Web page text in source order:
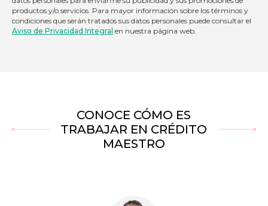
productos y/o servicios. Para mayor información sobre los términos y
condiciones que serán tratados sus datos personales puede consultar el
Aviso de Privacidad Integral en nuestra página web.
CONOCE CÓMO ES
TRABAJAR EN CRÉDITO
MAESTRO